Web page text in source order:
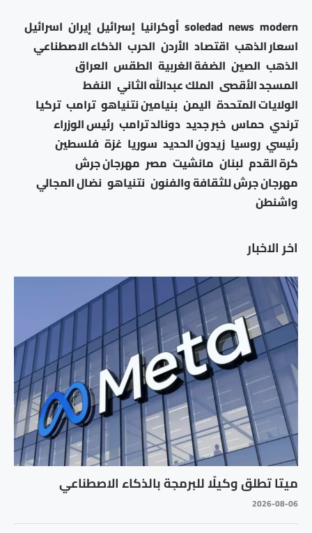
اخر الاخبار
ميتا تطلق وكيلًا للبرمجة بالذكاء الاصطناعي
2026-08-06
modern
news
soledad أوكرانيا إسرائيل إيران اسرائيل
اسعار الذهب اقتصاد الأردن الحرب الذكاء الاصطناعي
الذهب الصين الضفة الغربية الطقس العراق
المسجد الأقصى الملك عبدالله الثاني النفط
الولايات المتحدة اليمن بنيامين نتنياهو ترامب تركيا
ترندي حماس خبر جديد دونالد ترامب رئيس الوزراء
رئيسي روسيا زيدون الحديد سوريا غزة فلسطين
كرة القدم لبنان مانشيت مصر مهرجان جرش
مهرجان جرش للثقافة والفنون نتنياهو نضال المجالي
واشنطن